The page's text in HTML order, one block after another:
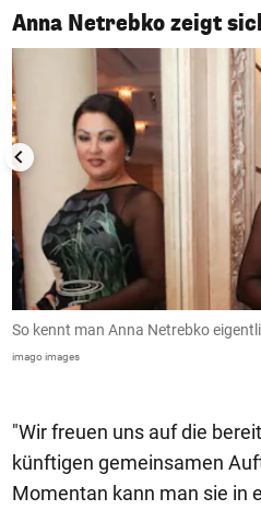
Anna Netrebko zeigt
1/3
So kennt man Anna Netrebko
imago images
"Wir freuen uns auf die
künftigen gemeinsamen
Momentan kann man sie in